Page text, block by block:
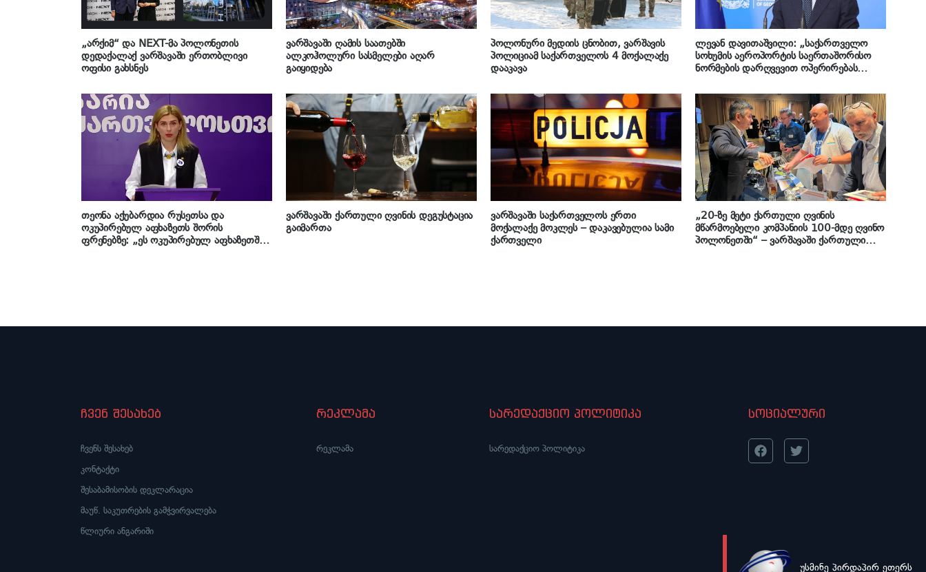
LIVEუსმინე პირდაპირ ეთერს
„არქიმ“ და NEXT-მა პოლონეთის
დედაქალაქ ვარშავაში ერთობლივი
ოფისი გახსნეს
ვარშავაში ღამის საათებში
ალკოჰოლური სასმელები აღარ
გაიყიდება
პოლონური მედიის ცნობით, ვარშავის
პოლიციამ საქართველოს 4 მოქალაქე
დააკავა
ლევან დავითაშვილი: „საქართველო
სოხუმის აეროპორტის საერთაშორისო
ნორმების დარღვევით ოპერირებას
თანამეგობრობის წინაშე არის ძალიან
მკაფიო“
თეონა აქუბარდია რუსეთსა და
ოკუპირებულ აფხაზეთს შორის
ფრენებზე: „ეს ოკუპირებულ აფხაზეთში
ვარშავაში ქართული ღვინის დეგუსტაცია
გაიმართა
ვარშავაში საქართველოს ერთი
მოქალაქე მოკლეს – დაკავებულია სამი
ქართველი
„20-ზე მეტი ქართული ღვინის
მწარმოებელი კომპანიის 100-მდე ღვინო
პოლონეთში“ – ვარშავაში ქართული
ჩვენ შესახებ
ჩვენს შესახებ
კონტაქტი
შესაბამისობის დეკლარაცია
მაუწ. საკუთრების გამჭვირვალება
წლიური ანგარიში
რეკლამა
რეკლამა
სარედაქციო პოლიტიკა
სარედაქციო პოლიტიკა
სოციალური